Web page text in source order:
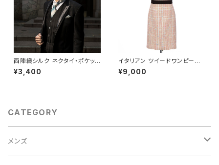
西陣織シルク ネクタイ・ポケット
チーフセット 12. ホライズン ウェ
ディング エーゲブルー - FORT
¥3,400
イタリアン ツイードワンピース
ピンク レディース Mサイズ - F
ORTUNA Tokyo レンタル
¥9,000
CATEGORY
メンズ